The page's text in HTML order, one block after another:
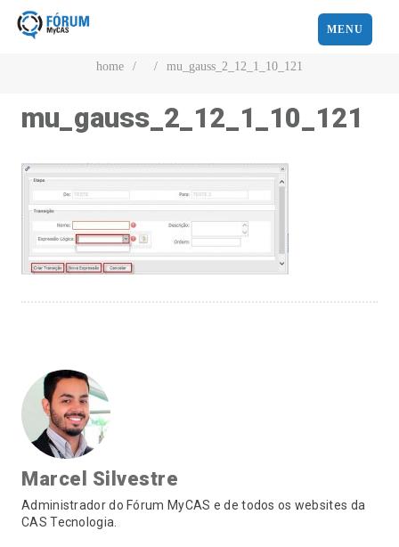
MENU
home / / mu_gauss_2_12_1_10_121
mu_gauss_2_12_1_10_121
Marcel Silvestre
Administrador do Fórum MyCAS e de todos os websites da
CAS Tecnologia.